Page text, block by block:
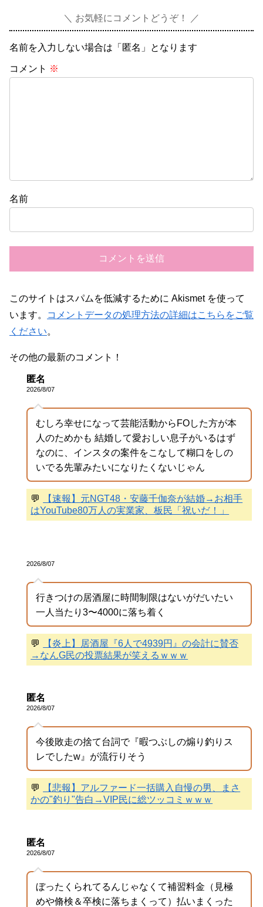
お気軽にコメントどうぞ！
名前を入力しない場合は「匿名」となります
コメント ※
名前
このサイトはスパムを低減するために Akismet を使って
います。
コメントデータの処理方法の詳細はこちらをご覧
ください。
その他の最新のコメント！
匿名
2026/8/07
むしろ幸せになって芸能活動からFOした方が本
人のためかも 結婚して愛おしい息子がいるはず
なのに、インスタの案件をこなして糊口をしの
いでる先輩みたいになりたくないじゃん
💬
【速報】元NGT48・安藤千伽奈が結婚→お相手
はYouTube80万人の実業家、板民「祝いだ！」
2026/8/07
行きつけの居酒屋に時間制限はないがだいたい
一人当たり3〜4000に落ち着く
💬
【炎上】居酒屋『6人で4939円』の会計に賛否
→なんG民の投票結果が笑えるｗｗｗ
匿名
2026/8/07
今後敗走の捨て台詞で『暇つぶしの煽り釣りス
レでしたw』が流行りそう
💬
【悲報】アルファード一括購入自慢の男、まさ
かの"釣り"告白→VIP民に総ツッコミｗｗｗ
匿名
2026/8/07
ぼったくられてるんじゃなくて補習料金（見極
めや脩検＆卒検に落ちまくって）払いまくった